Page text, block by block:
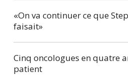
«On va continuer ce que
faisait»
Cinq oncologues en quatre
patient